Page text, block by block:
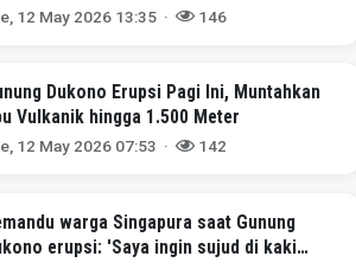
12 May 2026 13:35 · 146
Dukono Erupsi Pagi Ini, Muntahkan
Vulkanik hingga 1.500 Meter
12 May 2026 07:53 · 142
warga Singapura saat Gunung
erupsi: 'Saya ingin sujud di kaki